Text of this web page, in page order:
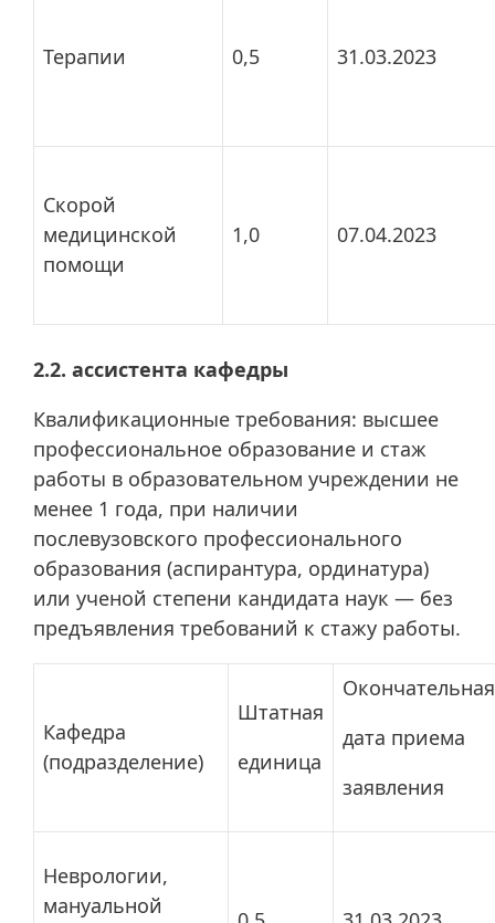
Терапии 0,5 31.03.2023
Скорой
медицинской
помощи
1,0 07.04.2023
2.2. ассистента кафедры
Квалификационные требования: высшее
профессиональное образование и стаж
работы в образовательном учреждении не
менее 1 года, при наличии
послевузовского профессионального
образования (аспирантура, ординатура)
или ученой степени кандидата наук — без
предъявления требований к стажу работы.
Кафедра
(подразделение)
Штатная
единица
Окончательная
дата приема
заявления
Неврологии,
мануальной